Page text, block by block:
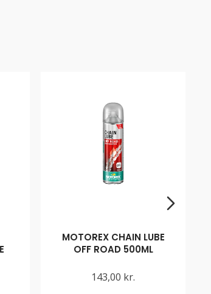
MOTOREX CHAIN LUBE
OFF ROAD 500ML
143,00 kr.